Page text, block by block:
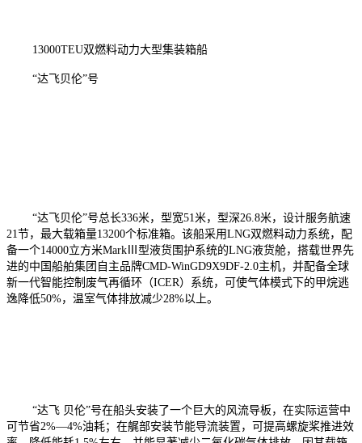
13000TEU双燃料动力大型集装箱船
“达飞贝伦”号
“达飞贝伦”号总长336米，型宽51米，型深26.8米，设计服务航速
21节，最大载箱量13200个标准箱。该船采用LNG双燃料动力系统，配
备一个14000立方米MarkⅢ型液货围护系统的LNG液货舱，搭载世界先
进的中国船舶集团自主品牌CMD-WinGD9X9DF-2.0主机，并配备全球
新一代智能控制废气再循环（ICER）系统，可使气体模式下的甲烷逃
逸降低50%，温室气体排放减少28%以上。
“达飞 贝伦”号在船头安装了一个巨大的风流导板，在实际运营中
可节省2%—4%油耗；在艉部安装节能导流装置，可提高螺旋桨推进效